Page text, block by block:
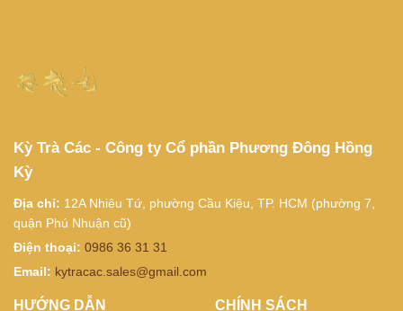
Kỳ Trà Các - Công ty Cổ phần Phương Đông Hồng
Kỳ
Địa chỉ: 12A Nhiêu Tứ, phường Cầu Kiệu, TP. HCM (phường 7,
quận Phú Nhuận cũ)
Điện thoại: 0986 36 31 31
Email: kytracac.sales@gmail.com
HƯỚNG DẪN CHÍNH SÁCH